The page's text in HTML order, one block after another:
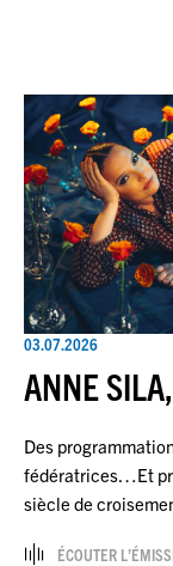
03.07.2026
ANNE
Des
fédératrices…Et
siècle de
ÉCOUTER